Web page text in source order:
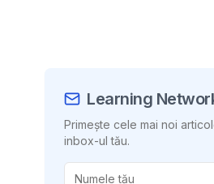
Learning
Primește cele mai noi
inbox-ul tău.